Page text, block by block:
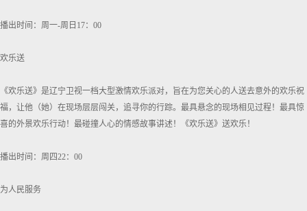
播出时间：周一-周日17：00
欢乐送
《欢乐送》是辽宁卫视一档大型激情欢乐派对，旨在为您关心的人送去意外的欢乐祝
福，让他（她）在现场层层闯关，追寻你的行踪。最具悬念的现场相见过程！最具惊
喜的外景欢乐行动！最碰撞人心的情感故事讲述！《欢乐送》送欢乐！
播出时间：周四22：00
为人民服务